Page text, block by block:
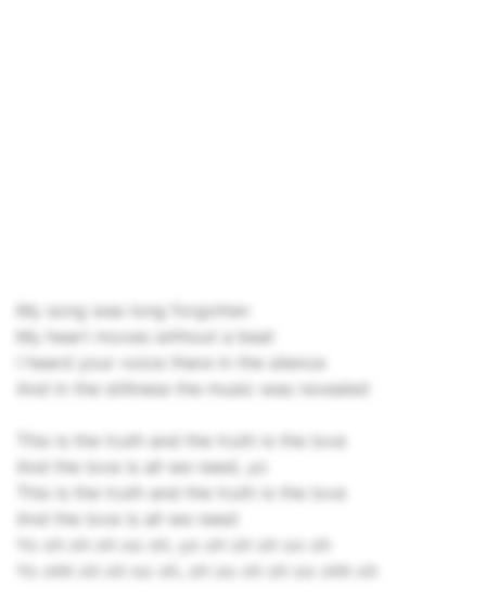
My song was long forgotten
My heart moves without a beat
I heard your voice there in the silence
And in the stillness the music was revealed
This is the truth and the truth is the love
And the love is all we need, yo
This is the truth and the truth is the love
And the love is all we need
Yo oh oh oh oo oh, yo oh oh oh oo oh
Yo ohh oh oh oo oh, oh oo oh oh oo ohh oh